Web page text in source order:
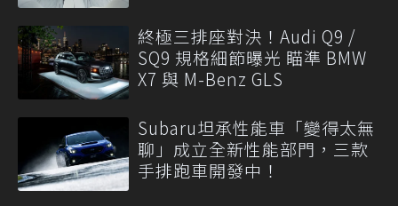
終極三排座對決！Audi Q9 /
SQ9 規格細節曝光 瞄準 BMW
X7 與 M-Benz GLS
Subaru坦承性能車「變得太無
聊」成立全新性能部門，三款
手排跑車開發中！